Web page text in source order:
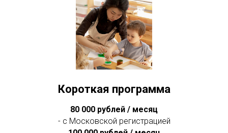
Короткая программа
80 000 рублей / месяц
- с Московской регистрацией